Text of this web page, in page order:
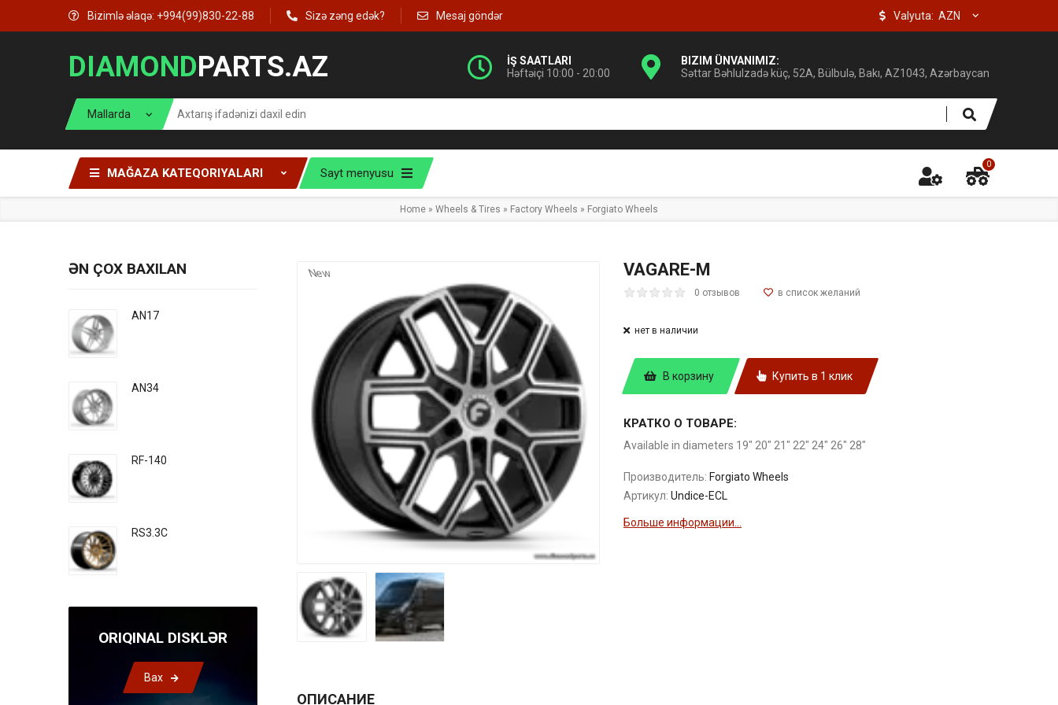
Bizimlə əlaqə: +994(99)830-22-88 Sizə zəng edək? Mesaj göndər Valyuta:
DIAMONDPARTS.AZ
İŞ SAATLARI
Həftəiçi 10:00 - 20:00
BIZIM ÜNVANIMIZ:
Səttar Bəhlulzadə küç, 52A, Bülbulə, Bakı, AZ1043, Azərbaycan
MAĞAZA KATEQORIYALARI Sayt menyusu
0
Home » Wheels & Tires » Factory Wheels » Forgiato Wheels
New VAGARE-M
0 отзывов
нет в наличии
В корзину Купить в 1 клик
КРАТКО О ТОВАРЕ:
Available in diameters 19" 20" 21" 22" 24" 26" 28"
Производитель: Forgiato Wheels
Артикул: Undice-ECL
Больше информации...
ОПИСАНИЕ
ƏN ÇOX BAXILAN
AN17
AN34
RF-140
RS3.3C
ORIQINAL DISKLƏR
Bax